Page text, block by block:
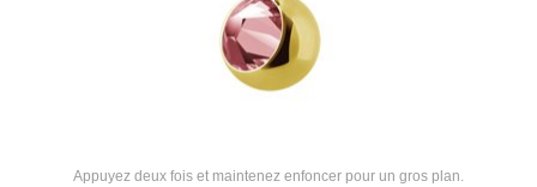
Appuyez deux fois et maintenez enfoncer pour un gros plan.